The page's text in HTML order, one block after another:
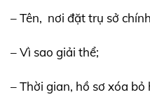
– Tên, nơi đặt trụ sở
– Vì sao giải thể;
– Thời gian, hồ sơ xóa